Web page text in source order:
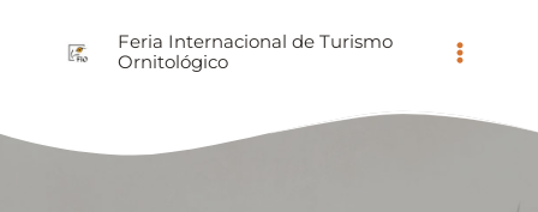
Feria Internacional de Turismo
Ornitológico